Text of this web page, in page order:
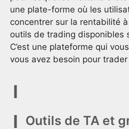
une plate-forme où les
concentrer sur la rentabilité
outils de trading disponibles
C’est une plateforme qui
vous avez besoin pour
Outils de TA et